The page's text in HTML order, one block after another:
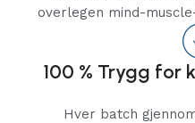
overlegen mind-
100 % Trygg for
Hver batch